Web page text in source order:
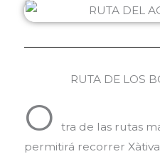
RUTA DE LOS
O
tra de las rutas
permitirá recorrer